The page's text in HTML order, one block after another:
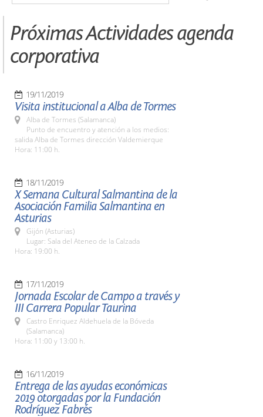
Próximas Actividades agenda
corporativa
19/11/2019
Visita institucional a Alba de Tormes
Alba de Tormes (Salamanca)
Punto de encuentro y atención a los medios:
salida Alba de Tormes dirección Valdemierque
Hora: 11:00 h.
18/11/2019
X Semana Cultural Salmantina de la
Asociación Familia Salmantina en
Asturias
Gijón (Asturias)
Lugar: Sala del Ateneo de la Calzada
Hora: 19:00 h.
17/11/2019
Jornada Escolar de Campo a través y
III Carrera Popular Taurina
Castro Enriquez Aldehuela de la Bóveda
(Salamanca)
Hora: 11:00 y 13:00 h.
16/11/2019
Entrega de las ayudas económicas
2019 otorgadas por la Fundación
Rodríguez Fabrés